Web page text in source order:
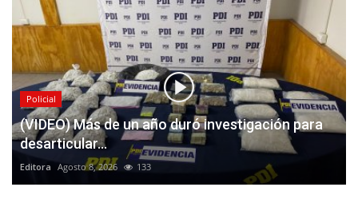
Policial
(VIDEO) Más de un año duró investigación para
desarticular...
Editora Agosto 8, 2026 133